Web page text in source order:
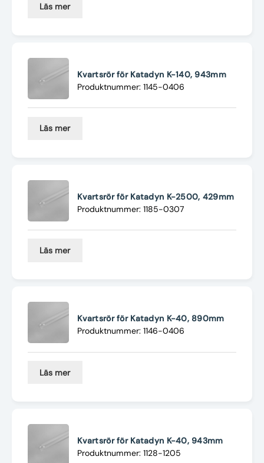
Läs mer
Kvartsrör för Katadyn K-140, 943mm
Produktnummer: 1145-0406
Läs mer
Kvartsrör för Katadyn K-2500, 429mm
Produktnummer: 1185-0307
Läs mer
Kvartsrör för Katadyn K-40, 890mm
Produktnummer: 1146-0406
Läs mer
Kvartsrör för Katadyn K-40, 943mm
Produktnummer: 1128-1205